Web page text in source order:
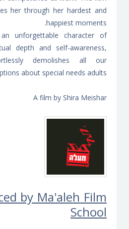
her through her hardest and
happiest moments.
unforgettable character of
depth and self-awareness,
demolishes all our
about special needs adults.
A film by Shira Meishar
by Ma'aleh Film
School